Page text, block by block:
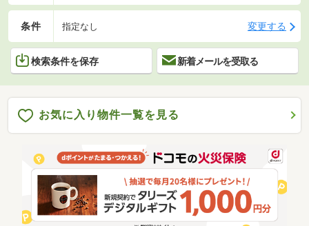
条件 指定なし 変更する
検索条件を保存 新着メールを受取る
お気に入り物件一覧を見る